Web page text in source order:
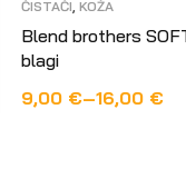
ČISTAČI KOŽA
Blend brothers
blagi
9,00 €–16,00 €